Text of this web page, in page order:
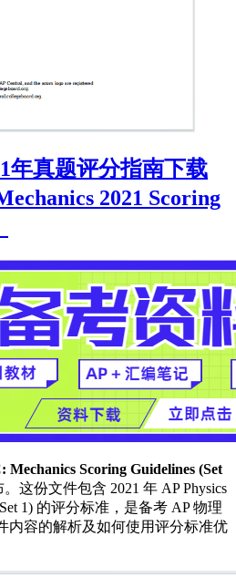
年真题评分指南下载
2021 Scoring
Mechanics Scoring Guidelines (Set
。这份文件包含 2021 年 AP Physics
1) 的评分标准，是备考 AP 物理
内容的解析及如何使用评分标准优